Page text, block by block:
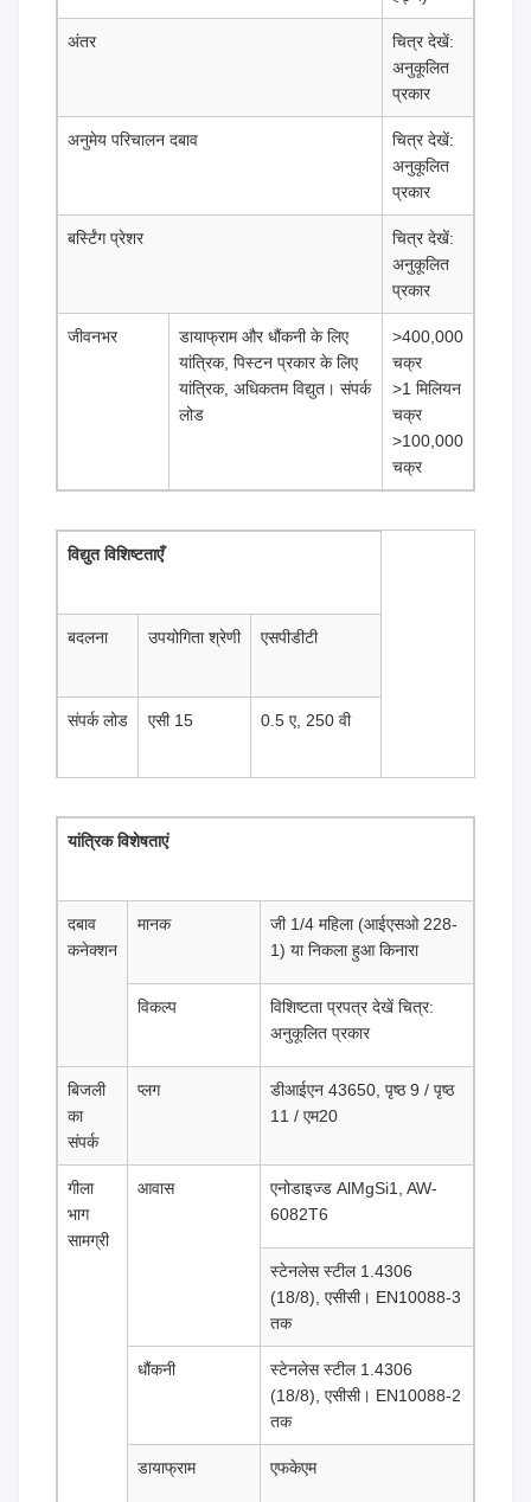
अंतर
चित्र देखें:
अनुकूलित
प्रकार
अनुमेय परिचालन दबाव
चित्र देखें:
अनुकूलित
प्रकार
बर्स्टिंग प्रेशर
चित्र देखें:
अनुकूलित
प्रकार
जीवनभर
डायाफ्राम और धौंकनी के लिए
यांत्रिक, पिस्टन प्रकार के लिए
यांत्रिक, अधिकतम विद्युत। संपर्क
लोड
>400,000
चक्र
>1 मिलियन
चक्र
>100,000
चक्र
विद्युत विशिष्टताएँ
बदलना उपयोगिता श्रेणी एसपीडीटी
संपर्क लोड एसी 15 0.5 ए, 250 वी
यांत्रिक विशेषताएं
दबाव
कनेक्शन
मानक
जी 1/4 महिला (आईएसओ 228-
1) या निकला हुआ किनारा
विकल्प
विशिष्टता प्रपत्र देखें चित्र:
अनुकूलित प्रकार
बिजली
का
संपर्क
प्लग
डीआईएन 43650, पृष्ठ 9 / पृष्ठ
11 / एम20
गीला
भाग
सामग्री
आवास
एनोडाइज्ड AlMgSi1, AW-
6082T6
स्टेनलेस स्टील 1.4306
(18/8), एसीसी। EN10088-3
तक
धौंकनी
स्टेनलेस स्टील 1.4306
(18/8), एसीसी। EN10088-2
तक
डायाफ्राम एफकेएम